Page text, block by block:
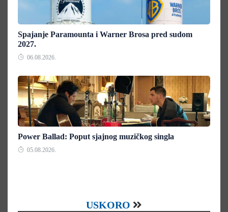
Spajanje Paramounta i Warner Brosa pred sudom
2027.
06.08.2026.
Power Ballad: Poput sjajnog muzičkog singla
05.08.2026.
USKORO